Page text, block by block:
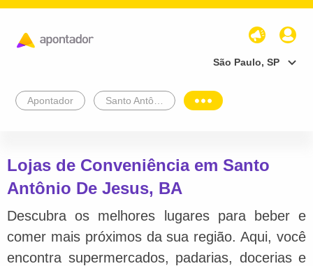
São Paulo, SP
Apontador
Lojas de Conveniência em Santo
Antônio De Jesus, BA
Descubra os melhores lugares para beber e
comer mais próximos da sua região. Aqui, você
encontra supermercados, padarias, docerias e